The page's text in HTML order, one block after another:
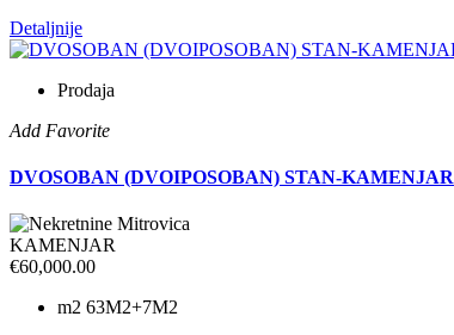
Detaljnije
Prodaja
Add Favorite
DVOSOBAN (DVOIPOSOBAN) STAN-KAMENJAR
KAMENJAR
€60,000.00
m2 63M2+7M2